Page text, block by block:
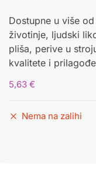
Dostupne u više
životinje, ljudski
pliša, perive u
kvalitete i
5,63 €
Nema na zalihi